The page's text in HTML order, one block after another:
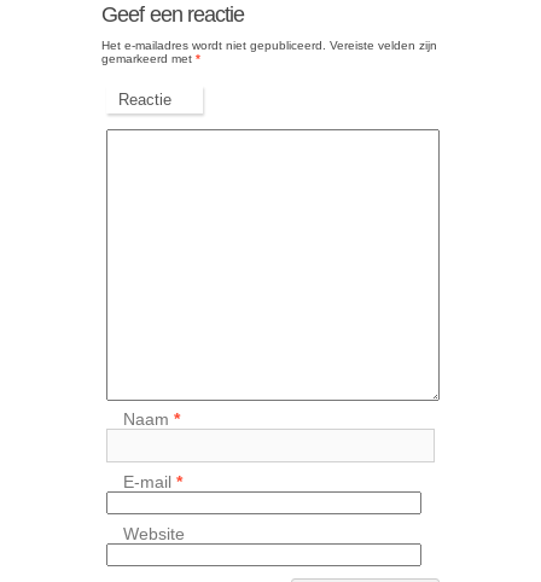
Geef een reactie
Het e-mailadres wordt niet gepubliceerd.
Vereiste velden zijn
gemarkeerd met *
Reactie
Naam*
E-mail*
Website